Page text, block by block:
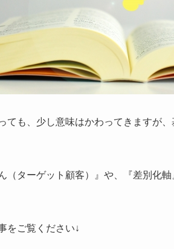
ても、少し意味はかわってきますが
（ターゲット顧客）』や、『差別化
をご覧ください↓